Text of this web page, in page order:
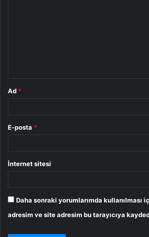
Ad *
E-posta *
İnternet sitesi
Daha sonraki yorumlarımda kullanılması
adresim ve site adresim bu tarayıcıya